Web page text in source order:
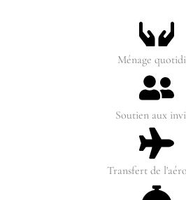
Ménage
Soutien aux
Transfert de